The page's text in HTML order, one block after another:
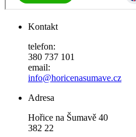
Kontakt
telefon:
380 737 101
email:
info@horicenasumave.cz
Adresa
Hořice na Šumavě 40
382 22